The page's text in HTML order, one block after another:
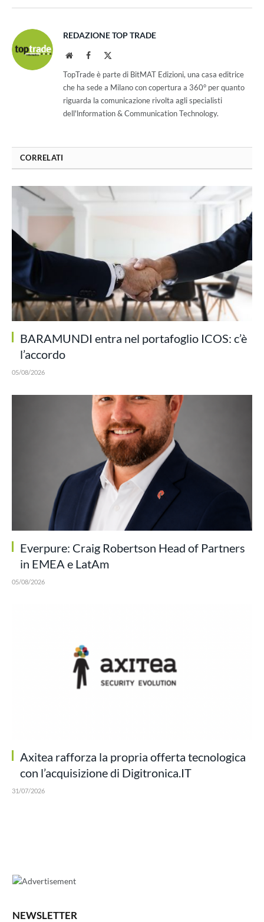
REDAZIONE TOP TRADE
WebsiteFacebook
TopTrade è parte di BitMAT Edizioni, una casa editrice
che ha sede a Milano con copertura a 360° per quanto
riguarda la comunicazione rivolta agli specialisti
dell'lnformation & Communication Technology.
CORRELATI
BARAMUNDI entra nel portafoglio ICOS: c’è
l’accordo
05/08/2026
Everpure: Craig Robertson Head of Partners
in EMEA e LatAm
05/08/2026
Axitea rafforza la propria offerta tecnologica
con l’acquisizione di Digitronica.IT
31/07/2026
NEWSLETTER